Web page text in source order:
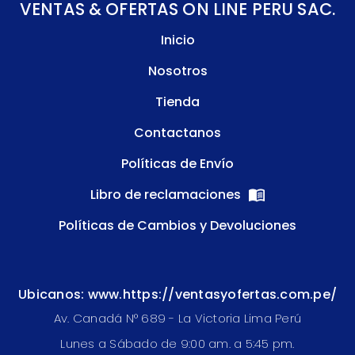
VENTAS & OFERTAS ON LINE PERU SAC.
Inicio
Nosotros
Tienda
Contactanos
Políticas de Envío
Libro de reclamaciones
Políticas de Cambios y Devoluciones
Ubicanos: www.https://ventasyofertas.com.pe/
Av. Canadá N° 689 - La Victoria Lima Perú
Lunes a Sábado de 9:00 am. a 5:45 pm.